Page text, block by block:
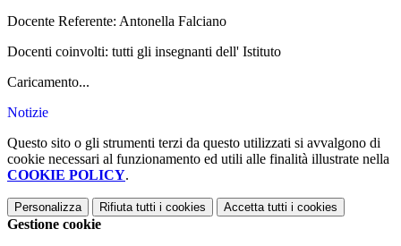
Docente Referente: Antonella Falciano
Docenti coinvolti: tutti gli insegnanti dell' Istituto
Caricamento...
Notizie
Questo sito o gli strumenti terzi da questo utilizzati si avvalgono di
cookie necessari al funzionamento ed utili alle finalità illustrate nella
COOKIE POLICY.
Personalizza Rifiuta tutti i cookies Accetta tutti i cookies
Gestione cookie